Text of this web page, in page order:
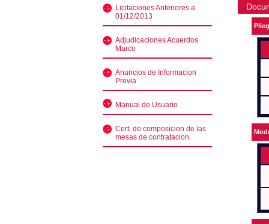
Licitaciones Anteriores a
01/12/2013
Adjudicaciones Acuerdos
Marco
Anuncios de Informacion
Previa
Manual de Usuario
Cert. de composicion de las
mesas de contratacion